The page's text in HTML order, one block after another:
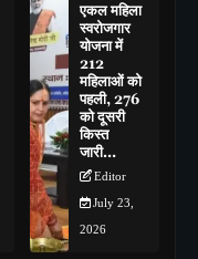
एकल महिला
स्वरोजगार
योजना में
212
महिलाओं को
पहली, 276
को दूसरी
किस्त
जारी…
Editor
July 23,
2026